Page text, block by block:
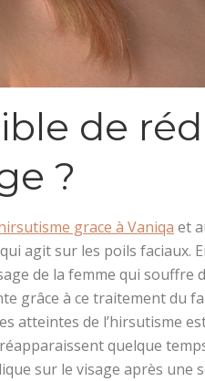
de
?
grace à Vaniqa et
agit sur les poils faciaux.
de la femme qui souffre
grâce à ce traitement du
atteintes de l’hirsutisme
quelque
sur le visage après une